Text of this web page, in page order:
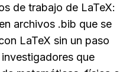
de trabajo de LaTeX:
archivos .bib que se
LaTeX sin un paso
que